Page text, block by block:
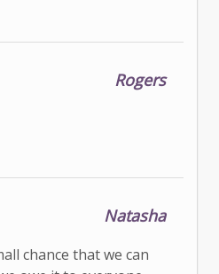
Rogers
Natasha
chance that we can